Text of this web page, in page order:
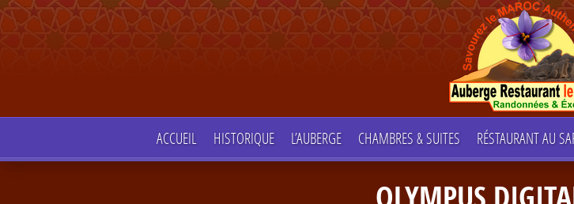
ACCUEIL HISTORIQUE L’AUBERGE CHAMBRES & SUITES RÉSTAURANT AU